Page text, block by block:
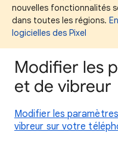
nouvelles fonctionnalités
dans toutes les régions.
logicielles des Pixel
Modifier les
et de vibreur
Modifier les
vibreur sur votre